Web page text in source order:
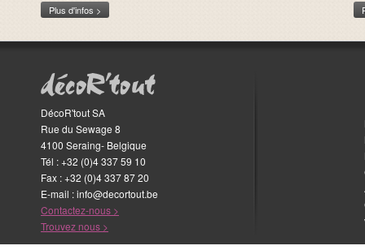
Plus d'infos >
DécoR'tout SA
Rue du Sewage 8
4100 Seraing- Belgique
Tél :+32 (0)4 337 59 10
Fax :+32 (0)4 337 87 20
E-mail :info@decortout.be
Contactez-nous >
Trouvez nous >